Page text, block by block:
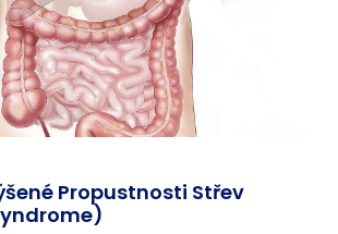
Propustnosti Střev